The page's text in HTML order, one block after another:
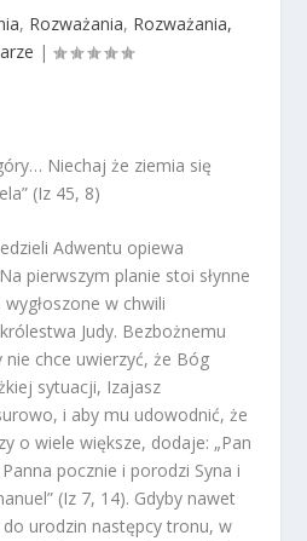
, Rozważania, Rozważania,
|
Niechaj że ziemia się
(Iz 45, 8)
Adwentu opiewa
pierwszym planie stoi słynne
w chwili
Judy. Bezbożnemu
chce uwierzyć, że Bóg
sytuacji, Izajasz
i aby mu udowodnić, że
o wiele większe, dodaje: „Pan
pocznie i porodzi Syna i
(Iz 7, 14). Gdyby nawet
urodzin następcy tronu, w